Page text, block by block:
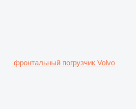
фронтальный погрузчик Volvo